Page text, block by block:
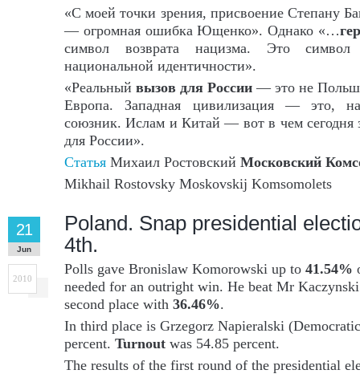
«С моей точки зрения, присвоение Степану
— огромная ошибка Ющенко». Однако «…
символ возврата нацизма. Это
национальной идентичности».
«Реальный вызов для России — это не
Европа. Западная цивилизация — это,
союзник. Ислам и Китай — вот в чем сегодня
для России».
Статья Михаил Ростовский Московский
Mikhail Rostovsky Moskovskij Komsomolets
Poland. Snap presidential
4th.
21
Jun
2010
Polls gave Bronislaw Komorowski up to 41.54%
needed for an outright win. He beat Mr
second place with 36.46%.
In third place is Grzegorz Napieralski
percent. Turnout was 54.85 percent.
The results of the first round of the presidential